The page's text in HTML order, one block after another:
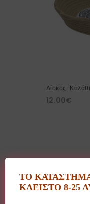
Δίσκος-
12.00€
ΤΟ
ΚΛΕΙΣΤΟ 8-25